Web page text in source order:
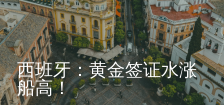
联系我们
Chinese
Chinese
Español
+34 610 154 700 （WhatsApp）
info@evergreen-eu.com
西班牙：黄金签证水涨
船高！